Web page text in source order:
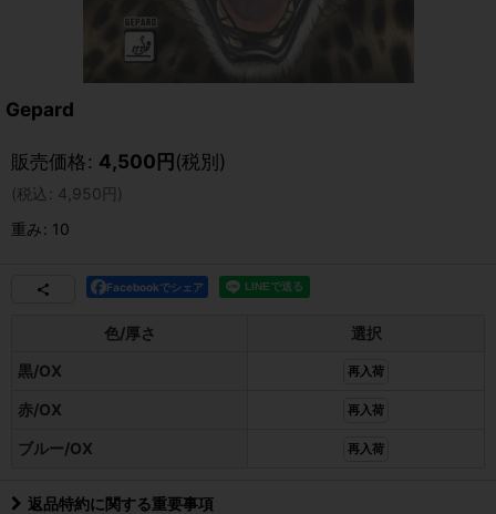
Gepard
販売価格: 4,500 円 (税別)
(税込 : 4,950円 )
重み: 10
Facebookでシェア
色/厚さ
選択
黒/OX
再入荷
赤/OX 再入荷
ブルー/OX 再入荷
返品特約に関する重要事項